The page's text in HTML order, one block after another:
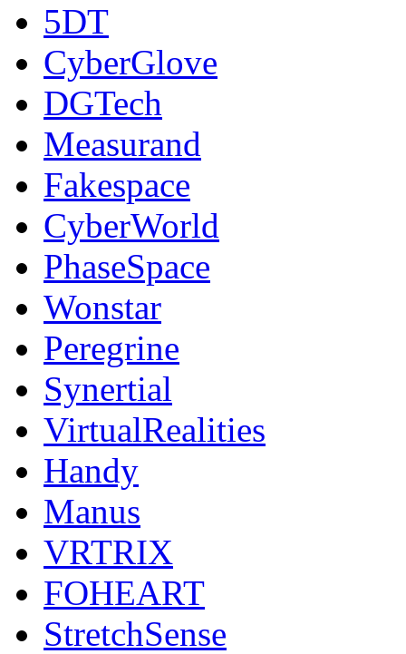
5DT
CyberGlove
DGTech
Measurand
Fakespace
CyberWorld
PhaseSpace
Wonstar
Peregrine
Synertial
VirtualRealities
Handy
Manus
VRTRIX
FOHEART
StretchSense